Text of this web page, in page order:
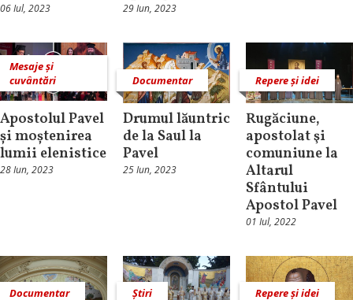
06 Iul, 2023 29 Iun, 2023
Mesaje și
cuvântări
Apostolul Pavel
și moștenirea
lumii elenistice
28 Iun, 2023
Documentar
Drumul lăuntric
de la Saul la
Pavel
25 Iun, 2023
Repere și idei
Rugăciune,
apostolat şi
comuniune la
Altarul
Sfântului
Apostol Pavel
01 Iul, 2022
Documentar Știri Repere și idei